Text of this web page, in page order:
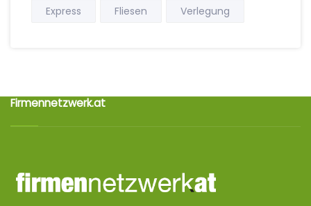
Express Fliesen Verlegung
Firmennetzwerk.at